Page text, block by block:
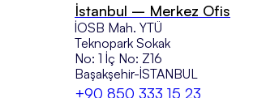
İstanbul – Merkez Ofis
İOSB Mah. YTÜ
Teknopark Sokak
No: 1 İç No: Z16
Başakşehir-İSTANBUL
+90 850 333 15 23